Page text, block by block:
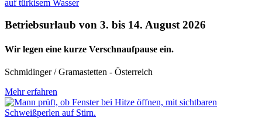
Betriebsurlaub von 3. bis 14. August 2026
Wir legen eine kurze Verschnaufpause ein.
Schmidinger / Gramastetten - Österreich
Mehr erfahren